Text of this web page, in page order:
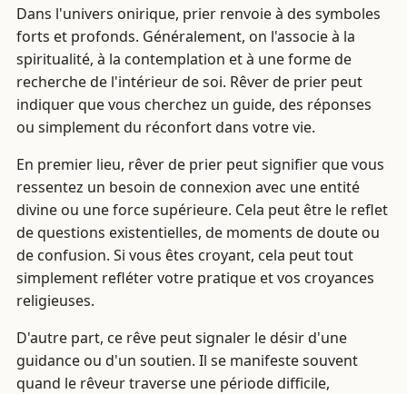
Dans l'univers onirique, prier renvoie à des symboles
forts et profonds. Généralement, on l'associe à la
spiritualité, à la contemplation et à une forme de
recherche de l'intérieur de soi. Rêver de prier peut
indiquer que vous cherchez un guide, des réponses
ou simplement du réconfort dans votre vie.
En premier lieu, rêver de prier peut signifier que vous
ressentez un besoin de connexion avec une entité
divine ou une force supérieure. Cela peut être le reflet
de questions existentielles, de moments de doute ou
de confusion. Si vous êtes croyant, cela peut tout
simplement refléter votre pratique et vos croyances
religieuses.
D'autre part, ce rêve peut signaler le désir d'une
guidance ou d'un soutien. Il se manifeste souvent
quand le rêveur traverse une période difficile,